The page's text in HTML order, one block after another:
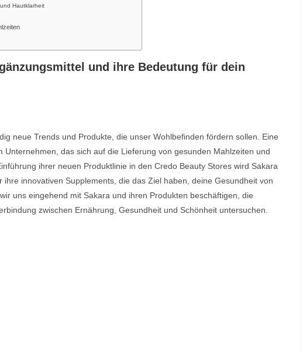
Hautklarheit
und ihre Bedeutung für dein
neue Trends und Produkte, die unser Wohlbefinden fördern sollen. Eine
das sich auf die Lieferung von gesunden Mahlzeiten und
ihrer neuen Produktlinie in den Credo Beauty Stores wird Sakara
innovativen Supplements, die das Ziel haben, deine Gesundheit von
uns eingehend mit Sakara und ihren Produkten beschäftigen, die
zwischen Ernährung, Gesundheit und Schönheit untersuchen.